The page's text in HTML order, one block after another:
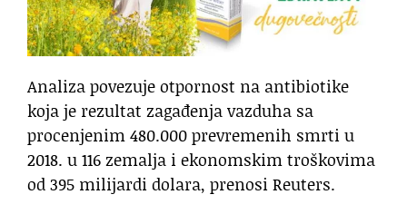
Analiza povezuje otpornost na antibiotike
koja je rezultat zagađenja vazduha sa
procenjenim 480.000 prevremenih smrti u
2018. u 116 zemalja i ekonomskim troškovima
od 395 milijardi dolara, prenosi Reuters.